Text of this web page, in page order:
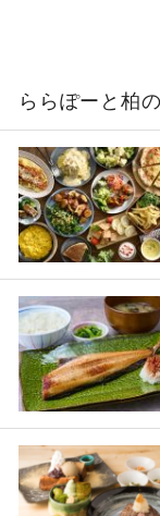
ららぽーと柏